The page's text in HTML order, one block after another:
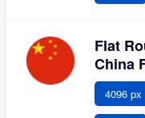
Flat
China
4096 px